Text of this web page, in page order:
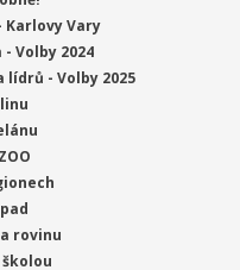
Vary
Volby 2024
- Volby 2025
rovinu